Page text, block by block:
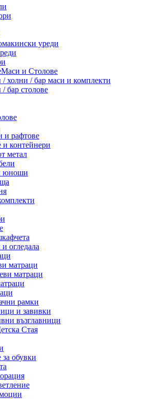
уреди
Маси и Столове
/ холни / бар маси и комплекти
/ бар столове
и рафтове
контейнери
метал
юноши
огледала
матраци
матраци
рамки
и завивки
възглавници
Стая
обувки